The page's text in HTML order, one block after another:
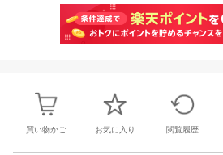
買い物かご お気に入り 閲覧履歴